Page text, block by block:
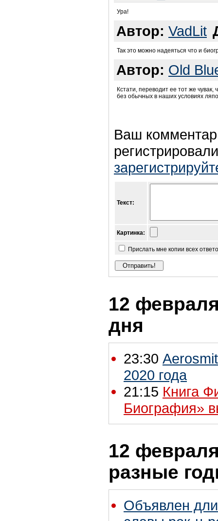
Ура!
Автор: VadLit
Так это можно надеяться что и
Автор: Old
Кстати, переводит ее тот же
без обычных в наших условиях
Ваш
Текст:
Картинка:
Прислать мне копии всех
12
дня
23:30
2020 года
21:15 Книга
Биография»
12
разные
Объявлен